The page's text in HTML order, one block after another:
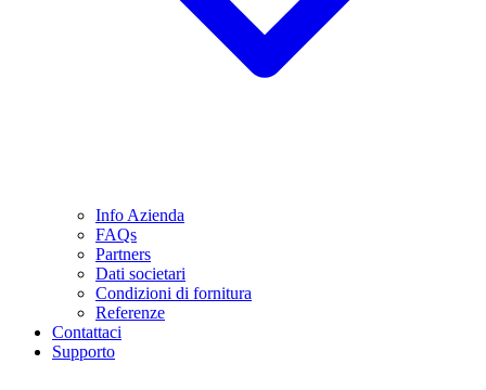
Info Azienda
FAQs
Partners
Dati societari
Condizioni di fornitura
Referenze
Contattaci
Supporto